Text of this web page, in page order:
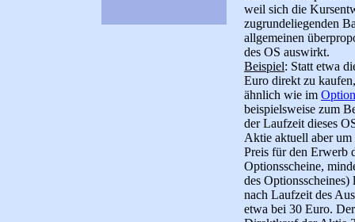
weil sich die
zugrundeliegenden
allgemeinen
des OS auswirkt.
Beispiel: Statt etwa
Euro direkt zu
ähnlich wie im
beispielsweise zum
der Laufzeit dieses
Aktie aktuell aber um
Preis für den Erwerb
Optionsscheine,
des
nach Laufzeit des
etwa bei 30 Euro.